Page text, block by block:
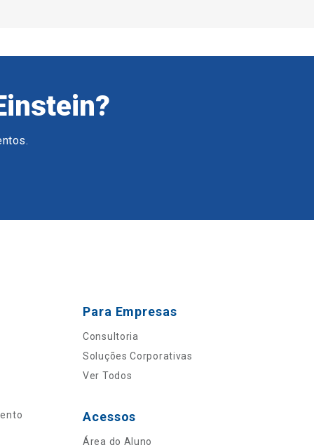
Para Empresas
Consultoria
Soluções Corporativas
Ver Todos
Acessos
Área do Aluno